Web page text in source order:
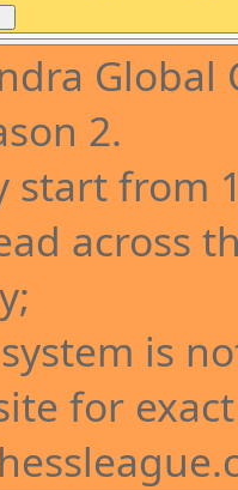
Global
2.
start from
across
is
for